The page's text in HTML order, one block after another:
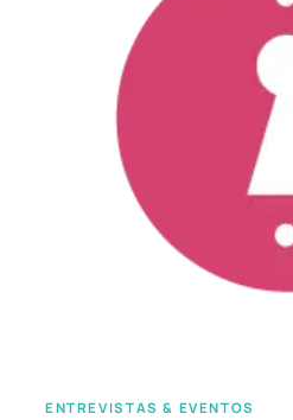
ENTREVISTAS & EVENTOS